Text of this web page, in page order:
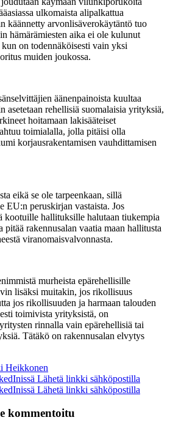
ulkomaista alipalkattua
käännetty arvonlisäverokäytäntö tuo
hämärämiesten aika ei ole kulunut
on todennäköisesti vain yksi
muiden joukossa.
äänenpainoista kuultaa
asetetaan rehellisiä suomalaisia yrityksiä,
hoitamaan lakisääteiset
toimialalla, jolla pitäisi olla
korjausrakentamisen vauhdittamisen
eikä se ole tarpeenkaan, sillä
EU:n peruskirjan vastaista. Jos
kootuille hallituksille halutaan tiukempia
rakennusalan vaatia maan hallitusta
viranomaisvalvonnasta.
murheista epärehellisille
lisäksi muitakin, jos rikollisuus
jos rikollisuuden ja harmaan talouden
toimivista yrityksistä, on
rinnalla vain epärehellisiä tai
Tätäkö on rakennusalan elvytys
Heikkonen
Lähetä linkki sähköpostilla
Lähetä linkki sähköpostilla
kommentoitu